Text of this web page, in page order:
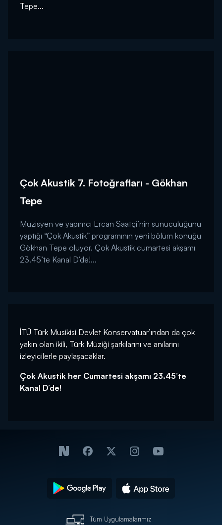
Tepe...
Çok Akustik 7. Fotoğrafları - Gökhan
Tepe
Müzisyen ve yapımcı Ercan Saatçi’nin sunuculuğunu
yaptığı “Çok Akustik” programının yeni bölüm konuğu
Gökhan Tepe oluyor. Çok Akustik cumartesi akşamı
23.45’te Kanal D’de!...
İTÜ Türk Musikisi Devlet Konservatuar’ından da çok
yakın olan ikili, Türk Müziği şarkılarını ve anılarını
izleyicilerle paylaşacaklar.
Çok Akustik her Cumartesi akşamı 23.45’te
Kanal D’de!
Tüm Uygulamalarımız